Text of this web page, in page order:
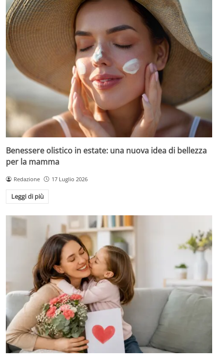
Benessere olistico in estate: una nuova idea di bellezza
per la mamma
Redazione 17 Luglio 2026
Leggi di più